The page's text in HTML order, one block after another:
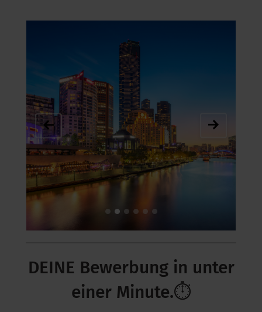
DEINE Bewerbung in unter
einer Minute.⏱